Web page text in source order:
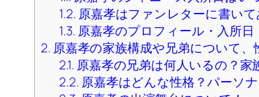
今回、原嘉孝さんさんのプロフィー
好きなタイプなどを総まとめしまし
（※このページの情報は執筆時点の情報です）